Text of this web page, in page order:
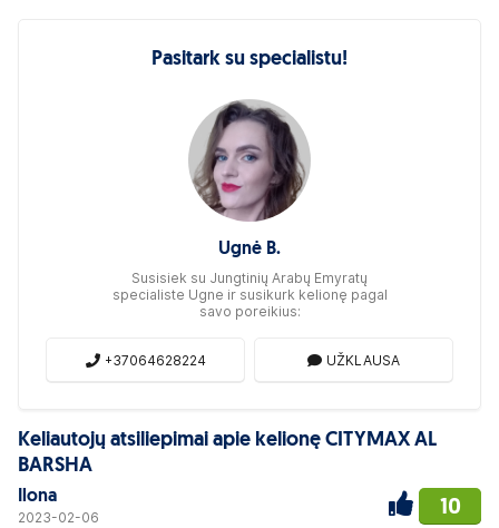
Pasitark su specialistu!
Ugnė B.
Susisiek su Jungtinių Arabų Emyratų
specialiste Ugne ir susikurk kelionę pagal
savo poreikius:
+37064628224 UŽKLAUSA
Keliautojų atsiliepimai apie kelionę CITYMAX AL
BARSHA
Ilona
2023-02-06 10